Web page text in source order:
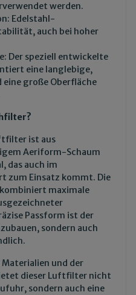
werden.
Edelstahl-
auch bei hoher
Der speziell entwickelte
eine langlebige,
große Oberfläche
ist aus
Aeriform-Schaum
das auch im
zum Einsatz kommt. Die
maximale
Passform ist der
sondern auch
und der
dieser Luftfilter nicht
sondern auch eine